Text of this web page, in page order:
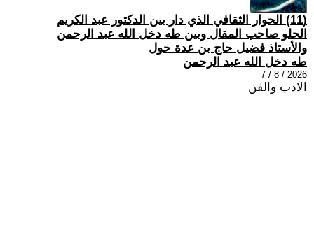
(11) الحوار الثقافي الذي دار بين الدكتور عبد الكريم
الحلو صاحب المقال وبين طه دخل الله عبد الرحمن
والأستاذ فضيل حاج بن عدة حول
طه دخل الله عبد الرحمن
2026 / 8 / 7
الادب والفن